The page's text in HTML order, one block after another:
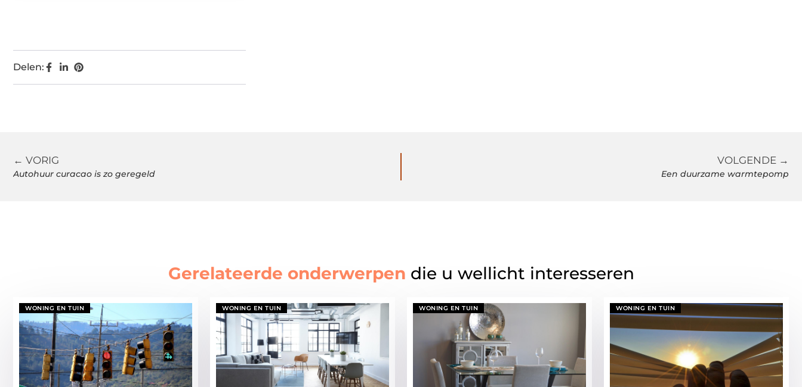
Delen:
← VORIG
Autohuur curacao is zo geregeld
VOLGENDE →
Een duurzame warmtepomp
Gerelateerde onderwerpen die u wellicht interesseren
WONING EN TUIN WONING EN TUIN WONING EN TUIN WONING EN TUIN